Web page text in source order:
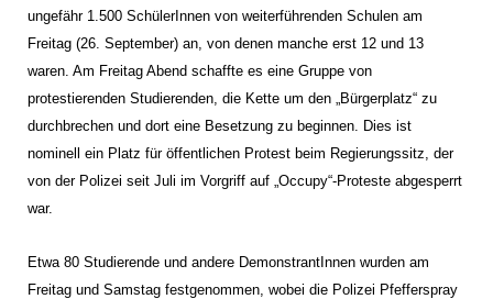
ungefähr 1.500 SchülerInnen von weiterführenden Schulen am
Freitag (26. September) an, von denen manche erst 12 und 13
waren. Am Freitag Abend schaffte es eine Gruppe von
protestierenden Studierenden, die Kette um den „Bürgerplatz“ zu
durchbrechen und dort eine Besetzung zu beginnen. Dies ist
nominell ein Platz für öffentlichen Protest beim Regierungssitz, der
von der Polizei seit Juli im Vorgriff auf „Occupy“-Proteste abgesperrt
war.
Etwa 80 Studierende und andere DemonstrantInnen wurden am
Freitag und Samstag festgenommen, wobei die Polizei Pfefferspray